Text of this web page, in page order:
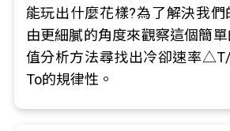
能玩出什麼花樣?為了解決我
由更細膩的角度來觀察這個簡
值分析方法尋找出冷卻速率
To的規律性。